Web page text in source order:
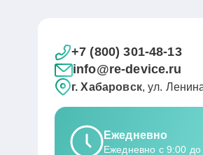
+7 (800) 301-48-13
info@re-device.ru
г. Хабаровск, ул.
Ежедневно
Ежедневно с 9:00